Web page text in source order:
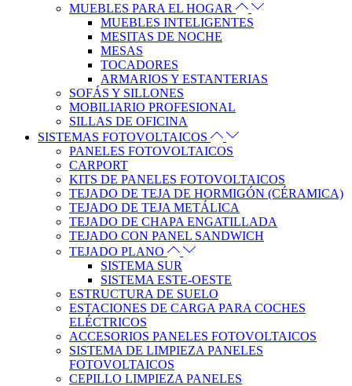
MUEBLES PARA EL HOGAR
MUEBLES INTELIGENTES
MESITAS DE NOCHE
MESAS
TOCADORES
ARMARIOS Y ESTANTERIAS
SOFÁS Y SILLONES
MOBILIARIO PROFESIONAL
SILLAS DE OFICINA
SISTEMAS FOTOVOLTAICOS
PANELES FOTOVOLTAICOS
CARPORT
KITS DE PANELES FOTOVOLTAICOS
TEJADO DE TEJA DE HORMIGÓN (CÉRAMICA)
TEJADO DE TEJA METÁLICA
TEJADO DE CHAPA ENGATILLADA
TEJADO CON PANEL SANDWICH
TEJADO PLANO
SISTEMA SUR
SISTEMA ESTE-OESTE
ESTRUCTURA DE SUELO
ESTACIONES DE CARGA PARA COCHES
ELÉCTRICOS
ACCESORIOS PANELES FOTOVOLTAICOS
SISTEMA DE LIMPIEZA PANELES
FOTOVOLTAICOS
CEPILLO LIMPIEZA PANELES